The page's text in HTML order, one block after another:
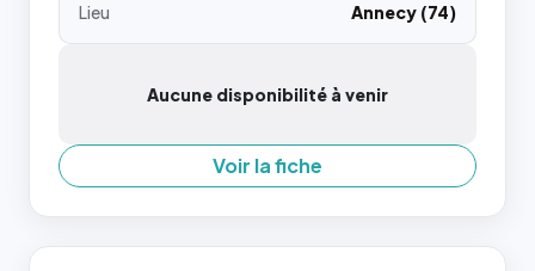
Lieu
Annecy (74)
Aucune disponibilité à venir
Voir la fiche